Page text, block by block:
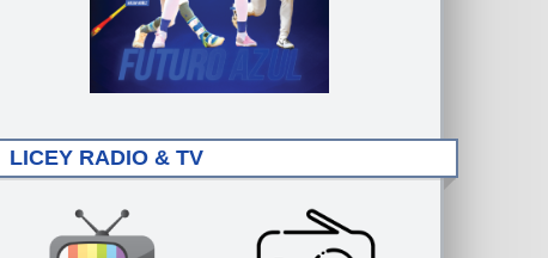
LICEY RADIO & TV